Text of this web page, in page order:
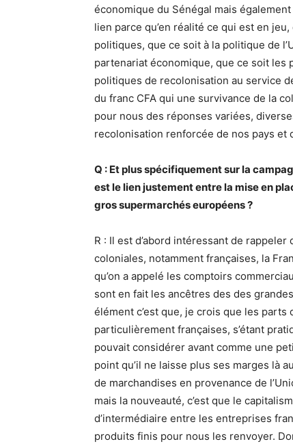
économique du Sénégal mais
lien parce qu’en réalité ce qui est en
politiques, que ce soit à la politique de
partenariat économique, que ce soit les
politiques de recolonisation au service
du franc CFA qui une survivance de la
pour nous des réponses variées,
recolonisation renforcée de nos pays et
Q : Et plus spécifiquement sur la
est le lien justement entre la mise en
gros supermarchés européens ?
R : Il est d’abord intéressant de
coloniales, notamment françaises, la
qu’on a appelé les comptoirs
sont en fait les ancêtres des des
élément c’est que, je crois que les
particulièrement françaises, s’étant
pouvait considérer avant comme une
point qu’il ne laisse plus ses marges là
de marchandises en provenance de
mais la nouveauté, c’est que le
d’intermédiaire entre les entreprises
produits finis pour nous les renvoyer.